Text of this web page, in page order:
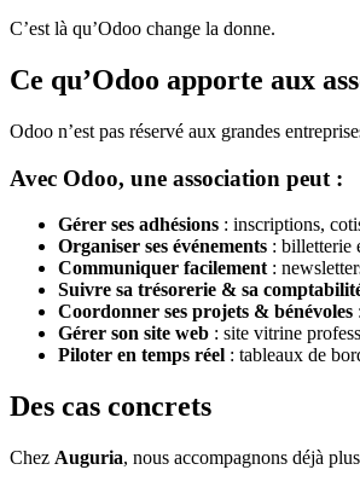
C’est là qu’Odoo change la donne.
Ce qu’Odoo apporte aux
Odoo n’est pas réservé aux grandes
Avec Odoo, une association peut :
Gérer ses adhésions : inscriptions,
Organiser ses événements : billetterie
Communiquer facilement:
Suivre sa trésorerie & sa
Coordonner ses projets & bénévoles
Gérer son site web : site vitrine
Piloter en temps réel : tableaux de
Des cas concrets
Chez Auguria, nous accompagnons déjà